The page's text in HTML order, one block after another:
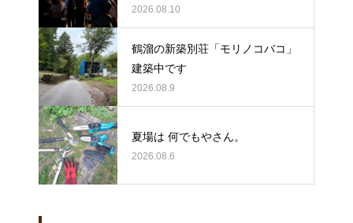
2026.08.10
鶴溜の新築別荘「モリノコバコ」
建築中です
2026.08.9
夏場は 何でもやさん。
2026.08.6